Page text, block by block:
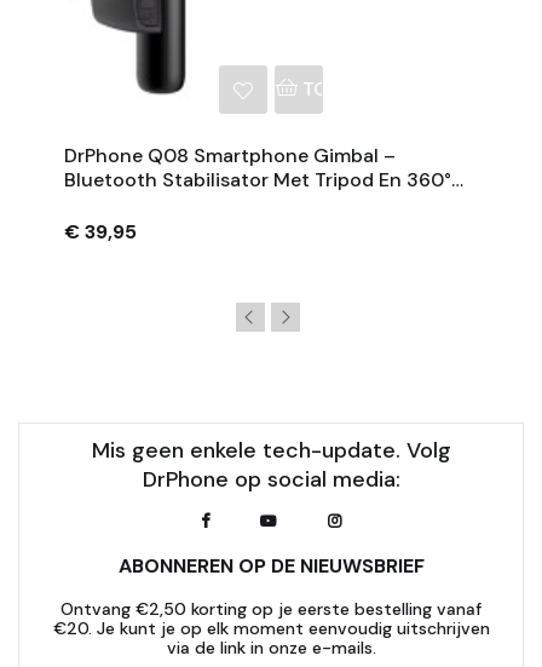
TOEVOEGEN AAN
DrPhone Q08 Smartphone Gimbal –
Bluetooth Stabilisator Met Tripod En 360°
€ 39,95
Mis geen enkele tech-update. Volg
DrPhone op social media:
ABONNEREN OP DE NIEUWSBRIEF
Ontvang €2,50 korting op je eerste bestelling vanaf
€20. Je kunt je op elk moment eenvoudig uitschrijven
via de link in onze e-mails.